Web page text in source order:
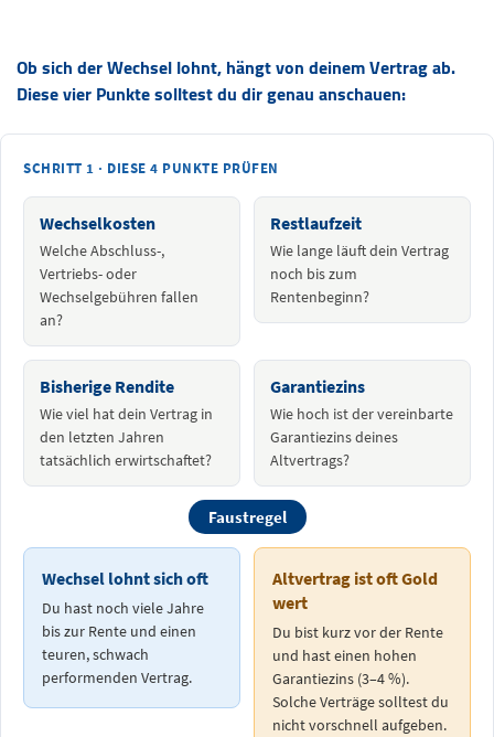
Ob sich der Wechsel lohnt, hängt von deinem Vertrag ab.
Diese vier Punkte solltest du dir genau anschauen:
SCHRITT 1 · DIESE 4 PUNKTE PRÜFEN
Wechselkosten
Welche Abschluss-,
Vertriebs- oder
Wechselgebühren fallen
an?
Restlaufzeit
Wie lange läuft dein Vertrag
noch bis zum
Rentenbeginn?
Bisherige Rendite
Wie viel hat dein Vertrag in
den letzten Jahren
tatsächlich erwirtschaftet?
Garantiezins
Wie hoch ist der vereinbarte
Garantiezins deines
Altvertrags?
Faustregel
Wechsel lohnt sich oft
Du hast noch viele Jahre
bis zur Rente und einen
teuren, schwach
performenden Vertrag.
Altvertrag ist oft Gold
wert
Du bist kurz vor der Rente
und hast einen hohen
Garantiezins (3–4 %).
Solche Verträge solltest du
nicht vorschnell aufgeben.